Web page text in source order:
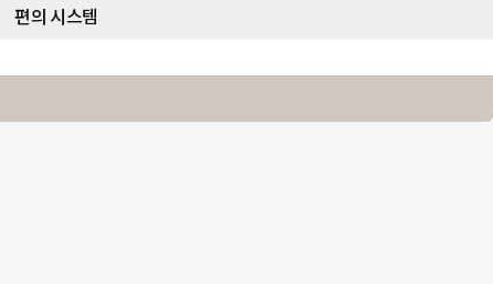
편의 시스템